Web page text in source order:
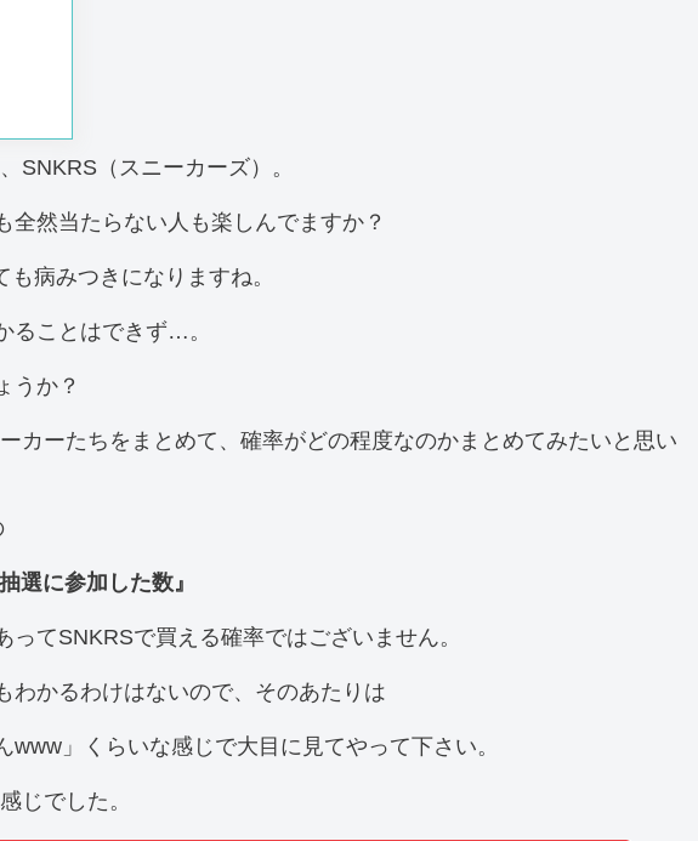
SNKRS（スニーカーズ）。
全然当たらない人も楽しんでますか？
病みつきになりますね。
ることはできず…。
うか？
カーたちをまとめて、確率がどの程度なのかまとめてみたいと思い
選に参加した数』
てSNKRSで買える確率ではございません。
わかるわけはないので、そのあたりは
www」くらいな感じで大目に見てやって下さい。
じでした。